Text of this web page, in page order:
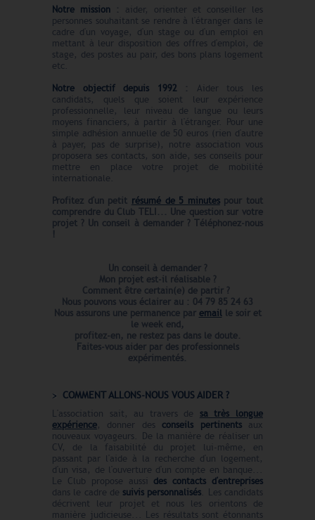
Notre mission :
aider, orienter et conseiller les
personnes souhaitant se rendre à l'étranger dans le
cadre d'un voyage, d'un stage ou d'un emploi en
mettant à leur disposition des offres d'emploi, de
stage, des postes au pair, des bons plans logement
etc.
Notre objectif depuis 1992:
Aider tous les
candidats, quels que soient leur expérience
professionnelle, leur niveau de langue ou leurs
moyens financiers, à partir à l'étranger. Pour une
simple adhésion annuelle de 50 euros (rien d'autre
à payer, pas de surprise), notre association vous
proposera ses contacts, son aide, ses conseils pour
mettre en place votre projet de mobilité
internationale.
Profitez d'un petit résumé de 5 minutespour tout
comprendre du Club TELI... Une question sur votre
projet ? Un conseil à demander ? Téléphonez-nous
Un conseil à demander ?
Mon projet est-il réalisable ?
Comment être certain(e) de partir ?
Nous pouvons vous éclairer au : 04 79 85 24 63
Nous assurons une permanence par emaille soir et
le week end,
profitez-en, ne restez pas dans le doute.
Faites-vous aider par des professionnels
expérimentés.
COMMENT ALLONS-NOUS VOUS AIDER ?
L'association sait, au travers de sa très longue
expérience, donner des conseils pertinentsaux
nouveaux voyageurs. De la manière de réaliser un
CV, de la faisabilité du projet lui-même, en
passant par l'aide à la recherche d'un logement,
d'un visa, de l'ouverture d'un compte en banque...
Le Club propose aussi des contacts d'entreprises
dans le cadre de suivis personnalisés. Les candidats
décrivent leur projet et nous les orientons de
manière judicieuse... Les résultats sont étonnants